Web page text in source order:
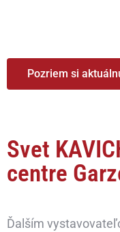
Pozriem si
Svet
centre
Ďalším